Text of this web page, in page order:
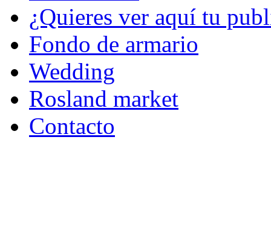
¿Quieres ver aquí tu
Fondo de armario
Wedding
Rosland market
Contacto